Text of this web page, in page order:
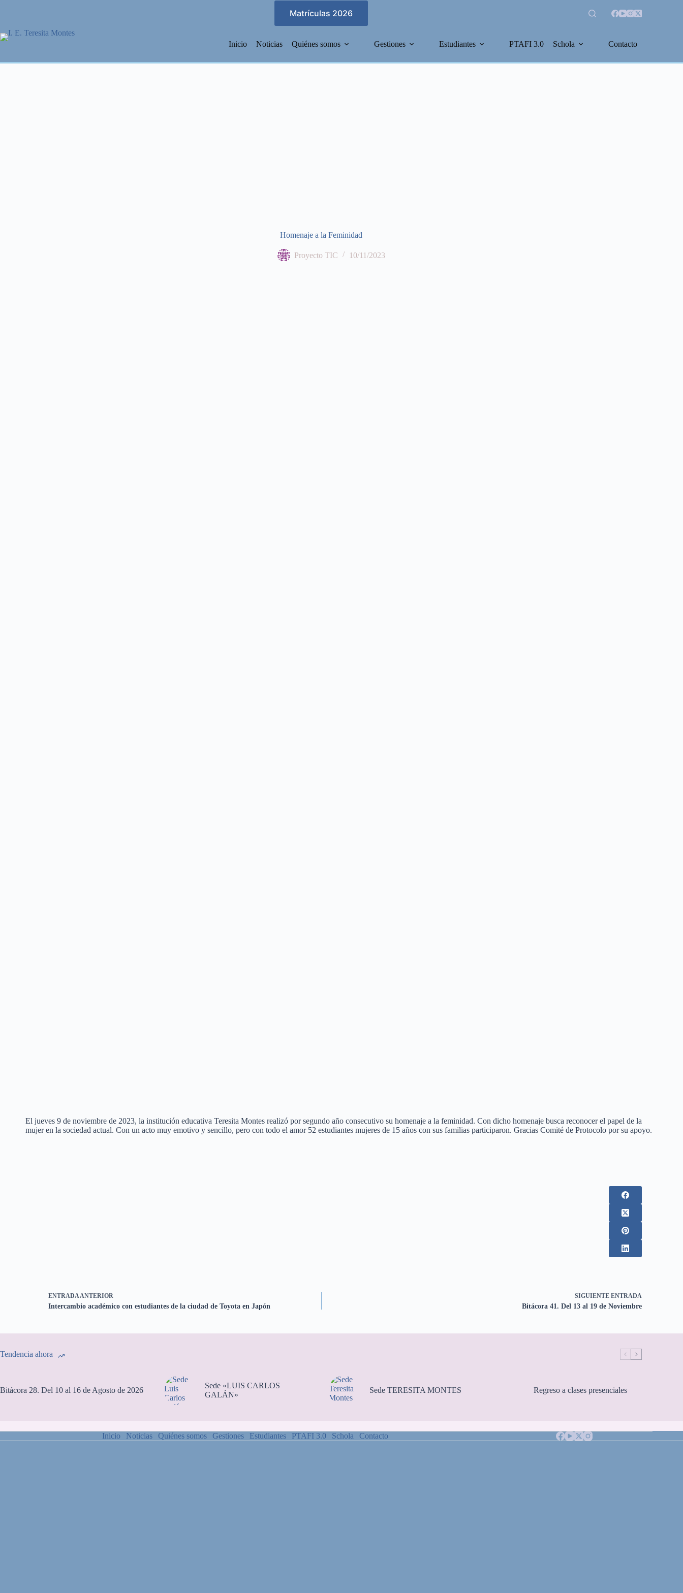
Matrículas 2026
Inicio Noticias Quiénes somos Gestiones Estudiantes PTAFI 3.0 Schola Contacto
Homenaje a la Feminidad
Proyecto TIC 10/11/2023
El jueves 9 de noviembre de 2023, la institución educativa Teresita Montes realizó por segundo año consecutivo su homenaje a la feminidad. Con dicho homenaje busca reconocer el papel de la
mujer en la sociedad actual. Con un acto muy emotivo y sencillo, pero con todo el amor 52 estudiantes mujeres de 15 años con sus familias participaron. Gracias Comité de Protocolo por su apoyo.
ENTRADAANTERIOR
Intercambio académico con estudiantes de la ciudad de Toyota en Japón
SIGUIENTEENTRADA
Bitácora 41. Del 13 al 19 de Noviembre
Tendencia ahora
Bitácora 28. Del 10 al 16 de Agosto de 2026
Sede «LUIS CARLOS
GALÁN»
Sede TERESITA MONTES Regreso a clases presenciales
Inicio Noticias Quiénes somos Gestiones Estudiantes PTAFI 3.0 Schola Contacto